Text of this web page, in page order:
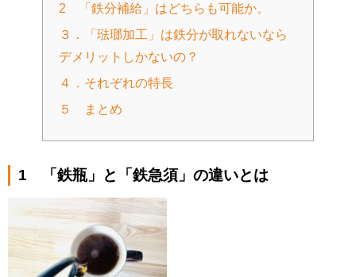
2 「鉄分補給」はどちらも可能か。
３．「琺瑯加工」は鉄分が取れないなら
デメリットしかないの？
４．それぞれの特長
５ まとめ
1 「鉄瓶」と「鉄急須」の違いとは